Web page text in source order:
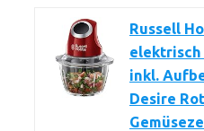
Russell
inkl.
Desire